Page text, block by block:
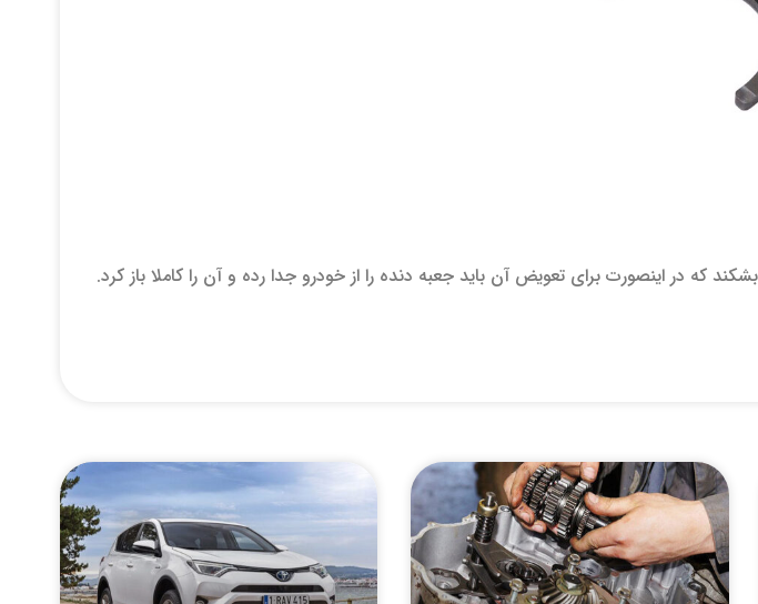
در اینصورت برای تعویض آن باید جعبه دنده را از خودرو جدا رده و آن را کاملا باز کرد.